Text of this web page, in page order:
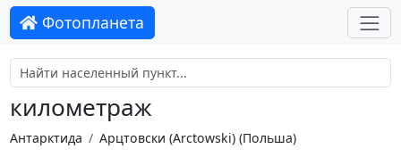
Фотопланета
километраж
Антарктида Арцтовски (Arctowski) (Польша)